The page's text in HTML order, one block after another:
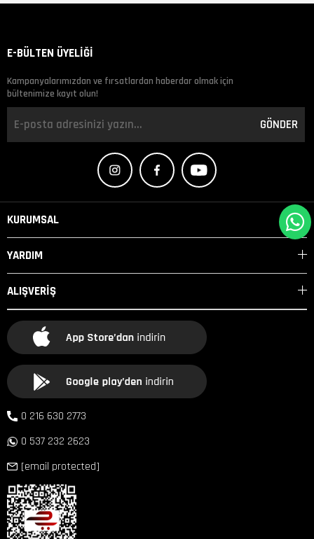
E-BÜLTEN ÜYELİĞİ
Kampanyalarımızdan ve fırsatlardan haberdar olmak için
bültenimize kayıt olun!
GÖNDER
KURUMSAL
YARDIM
ALIŞVERİŞ
0 216 630 2773
0 537 232 2623
[email protected]